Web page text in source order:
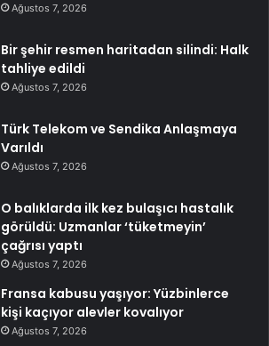
Ağustos 7, 2026
Bir şehir resmen haritadan silindi: Halk
tahliye edildi
Ağustos 7, 2026
Türk Telekom ve Sendika Anlaşmaya
Varıldı
Ağustos 7, 2026
O balıklarda ilk kez bulaşıcı hastalık
görüldü: Uzmanlar ‘tüketmeyin’
çağrısı yaptı
Ağustos 7, 2026
Fransa kabusu yaşıyor: Yüzbinlerce
kişi kaçıyor alevler kovalıyor
Ağustos 7, 2026